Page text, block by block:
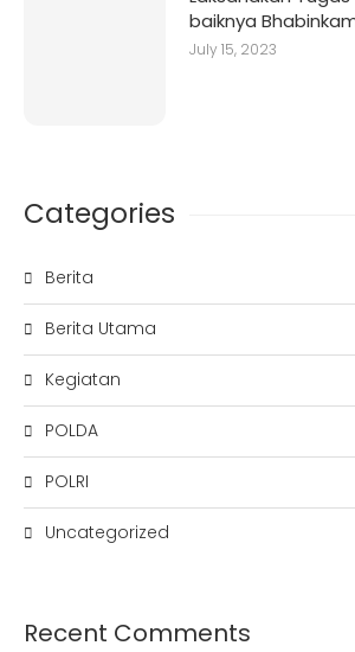
baiknya
July 15, 2023
Categories
Berita
Berita Utama
Kegiatan
POLDA
POLRI
Uncategorized
Recent Comments